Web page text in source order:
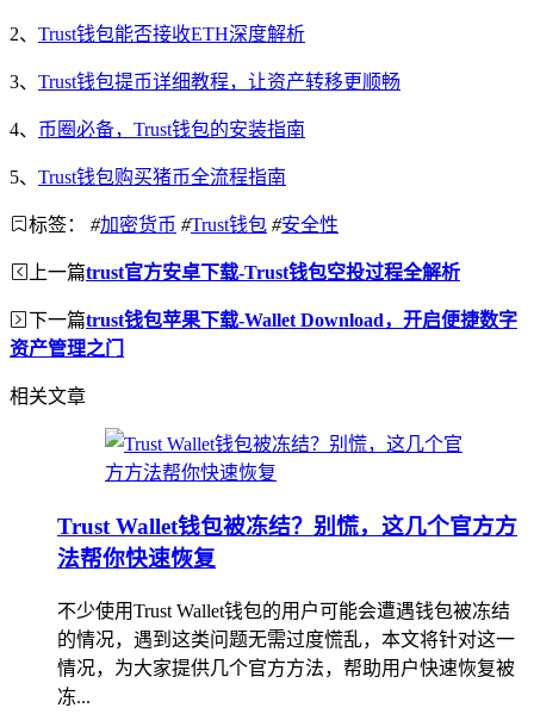
2、 Trust钱包能否接收ETH深度解析
3、 Trust钱包提币详细教程，让资产转移更顺畅
4、 币圈必备，Trust钱包的安装指南
5、 Trust钱包购买猪币全流程指南
标签： #加密货币 #Trust钱包 #安全性
上一篇trust官方安卓下载-Trust钱包空投过程全解析
下一篇trust钱包苹果下载-Wallet Download，开启便捷数字
资产管理之门
相关文章
Trust Wallet钱包被冻结？别慌，这几个官方方
法帮你快速恢复
不少使用Trust Wallet钱包的用户可能会遭遇钱包被冻结
的情况，遇到这类问题无需过度慌乱，本文将针对这一
情况，为大家提供几个官方方法，帮助用户快速恢复被
冻...